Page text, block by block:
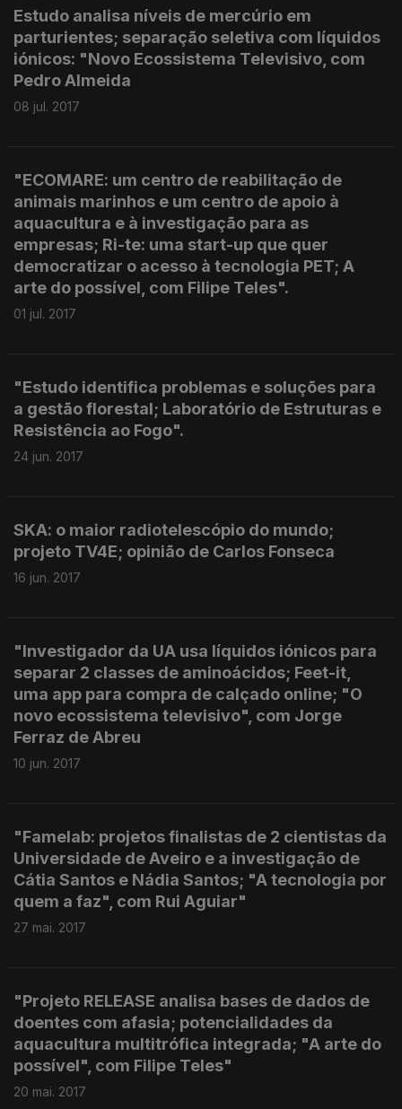
Estudo analisa níveis de mercúrio em
parturientes; separação seletiva com líquidos
iónicos: "Novo Ecossistema Televisivo, com
Pedro Almeida
08 jul. 2017
"ECOMARE: um centro de reabilitação de
animais marinhos e um centro de apoio à
aquacultura e à investigação para as
empresas; Ri-te: uma start-up que quer
democratizar o acesso à tecnologia PET; A
arte do possível, com Filipe Teles".
01 jul. 2017
"Estudo identifica problemas e soluções para
a gestão florestal; Laboratório de Estruturas e
Resistência ao Fogo".
24 jun. 2017
SKA: o maior radiotelescópio do mundo;
projeto TV4E; opinião de Carlos Fonseca
16 jun. 2017
"Investigador da UA usa líquidos iónicos para
separar 2 classes de aminoácidos; Feet-it,
uma app para compra de calçado online; "O
novo ecossistema televisivo", com Jorge
Ferraz de Abreu
10 jun. 2017
"Famelab: projetos finalistas de 2 cientistas da
Universidade de Aveiro e a investigação de
Cátia Santos e Nádia Santos; "A tecnologia por
quem a faz", com Rui Aguiar"
27 mai. 2017
"Projeto RELEASE analisa bases de dados de
doentes com afasia; potencialidades da
aquacultura multitrófica integrada; "A arte do
possível", com Filipe Teles"
20 mai. 2017